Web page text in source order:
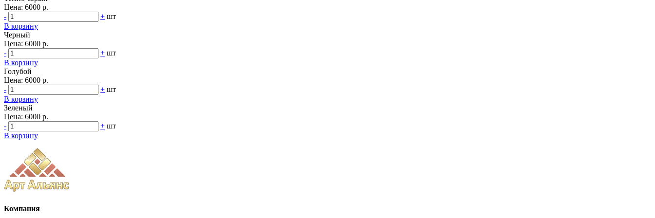
Цена: 6000 р.
-
+ шт
В корзину
Черный
Цена: 6000 р.
-
+ шт
В корзину
Голубой
Цена: 6000 р.
-
+ шт
В корзину
Зеленый
Цена: 6000 р.
-
+ шт
В корзину
Компания